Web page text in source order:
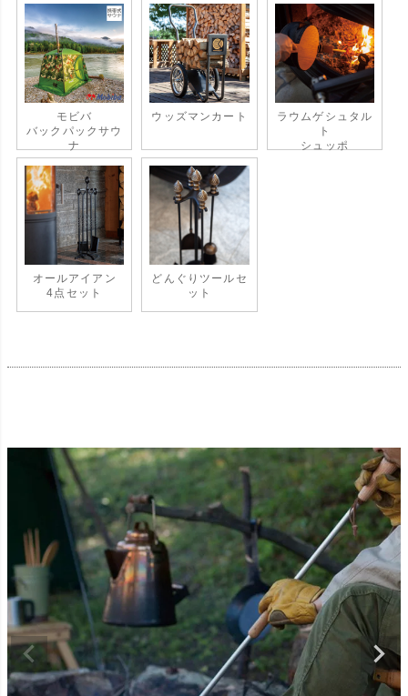
モビバ
バックパックサウ
ナ
ウッズマンカート
ラウムゲシュタル
ト
シュッポ
オールアイアン
4点セット
どんぐりツールセ
ット